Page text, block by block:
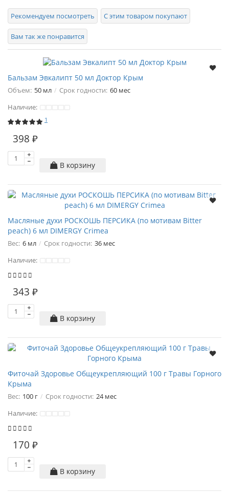
Рекомендуем посмотреть С этим товаром покупают
Вам так же понравится
Бальзам Эвкалипт 50 мл Доктор Крым
Объем: 50 мл Срок годности: 60 мес
Наличие:
1
398 ₽
В корзину
Масляные духи РОСКОШЬ ПЕРСИКА (по мотивам Bitter
peach) 6 мл DIMERGY Crimea
Вес: 6 мл Срок годности: 36 мес
Наличие:
343 ₽
В корзину
Фиточай Здоровье Общеукрепляющий 100 г Травы Горного
Крыма
Вес: 100 г Срок годности: 24 мес
Наличие:
170 ₽
В корзину